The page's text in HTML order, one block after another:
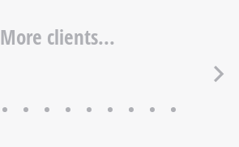
More clients...